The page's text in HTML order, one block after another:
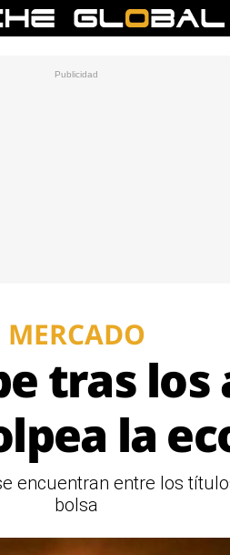
MERCADO
tras los
la
encuentran entre los
bolsa